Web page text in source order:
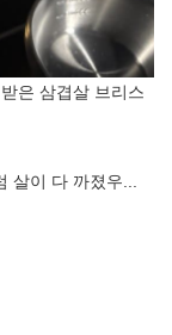
은 삼겹살 브리스
살이 다 까졌우...